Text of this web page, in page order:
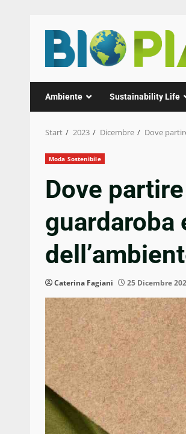
Inhalt
springen
Ambiente Sustainability Life
Start 2023 Dicembre Dove
Moda Sostenibile
Dove
guardaroba
Caterina Fagiani 25 Dicembre